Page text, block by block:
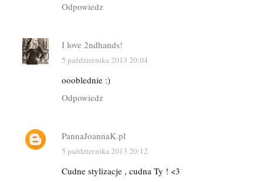
Odpowiedz
I love 2ndhands!
5 października 2013 20:04
oooblednie :)
Odpowiedz
PannaJoannaK.pl
5 października 2013 20:12
Cudne stylizacje , cudna Ty ! <3